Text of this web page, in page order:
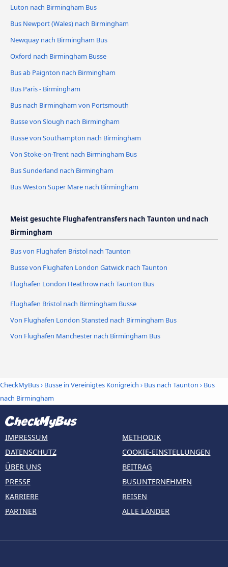
Luton nach Birmingham Bus
Bus Newport (Wales) nach Birmingham
Newquay nach Birmingham Bus
Oxford nach Birmingham Busse
Bus ab Paignton nach Birmingham
Bus Paris - Birmingham
Bus nach Birmingham von Portsmouth
Busse von Slough nach Birmingham
Busse von Southampton nach Birmingham
Von Stoke-on-Trent nach Birmingham Bus
Bus Sunderland nach Birmingham
Bus Weston Super Mare nach Birmingham
Meist gesuchte Flughafentransfers nach Taunton und nach
Birmingham
Bus von Flughafen Bristol nach Taunton
Busse von Flughafen London Gatwick nach Taunton
Flughafen London Heathrow nach Taunton Bus
Flughafen Bristol nach Birmingham Busse
Von Flughafen London Stansted nach Birmingham Bus
Von Flughafen Manchester nach Birmingham Bus
CheckMyBus› Busse in Vereinigtes Königreich › Bus nach Taunton › Bus
nach Birmingham
IMPRESSUM
DATENSCHUTZ
ÜBER UNS
PRESSE
KARRIERE
PARTNER
METHODIK
COOKIE-EINSTELLUNGEN
BEITRAG
BUSUNTERNEHMEN
REISEN
ALLE LÄNDER